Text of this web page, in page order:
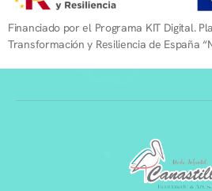
Financiado por el Programa KIT Digital.
Transformación y Resiliencia de España